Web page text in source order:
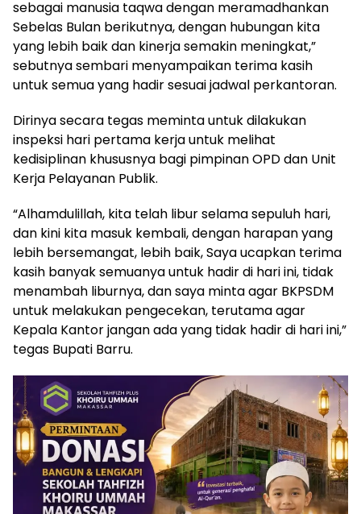
sebagai manusia taqwa dengan meramadhankan
Sebelas Bulan berikutnya, dengan hubungan kita
yang lebih baik dan kinerja semakin meningkat,”
sebutnya sembari menyampaikan terima kasih
untuk semua yang hadir sesuai jadwal perkantoran.
Dirinya secara tegas meminta untuk dilakukan
inspeksi hari pertama kerja untuk melihat
kedisiplinan khususnya bagi pimpinan OPD dan Unit
Kerja Pelayanan Publik.
“Alhamdulillah, kita telah libur selama sepuluh hari,
dan kini kita masuk kembali, dengan harapan yang
lebih bersemangat, lebih baik, Saya ucapkan terima
kasih banyak semuanya untuk hadir di hari ini, tidak
menambah liburnya, dan saya minta agar BKPSDM
untuk melakukan pengecekan, terutama agar
Kepala Kantor jangan ada yang tidak hadir di hari ini,”
tegas Bupati Barru.